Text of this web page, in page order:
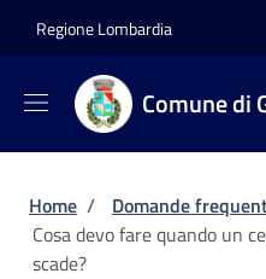
Regione Lombardia
Comune di
Briciole di
Home / Domande
Cosa devo fare quando un
scade?